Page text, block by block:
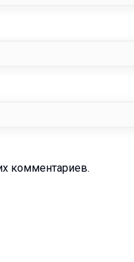
комментариев.